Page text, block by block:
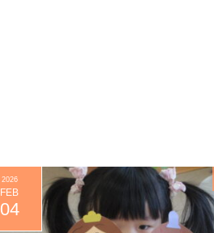
2026
FEB
04